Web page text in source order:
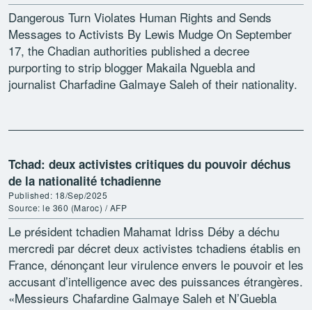
Dangerous Turn Violates Human Rights and Sends
Messages to Activists By Lewis Mudge On September
17, the Chadian authorities published a decree
purporting to strip blogger Makaila Nguebla and
journalist Charfadine Galmaye Saleh of their nationality.
Tchad: deux activistes critiques du pouvoir déchus
de la nationalité tchadienne
Published: 18/Sep/2025
Source: le 360 (Maroc) / AFP
Le président tchadien Mahamat Idriss Déby a déchu
mercredi par décret deux activistes tchadiens établis en
France, dénonçant leur virulence envers le pouvoir et les
accusant d’intelligence avec des puissances étrangères.
«Messieurs Chafardine Galmaye Saleh et N’Guebla